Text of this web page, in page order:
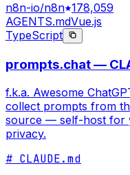
n8n-io/n8n 178,059
AGENTS.mdVue.js
TypeScript
prompts.chat —
f.k.a. Awesome
collect prompts from
source — self-host for
privacy.
# CLAUDE.md